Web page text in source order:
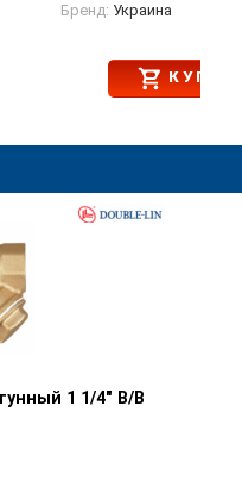
Бренд: Украина
1 1/4" В/В